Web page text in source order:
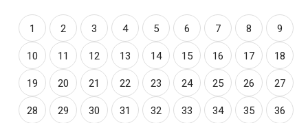
1 2 3 4 5 6 7 8 9
10 11 12 13 14 15 16 17 18
19 20 21 22 23 24 25 26 27
28 29 30 31 32 33 34 35 36